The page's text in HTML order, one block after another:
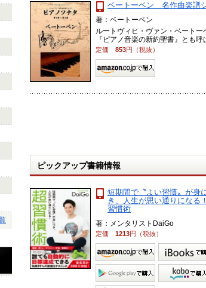
ベートーベン 名作曲楽譜
著：ベートーベン
ルートヴィヒ・ヴァン・ベートー
『ピアノ音楽の新約聖書』とも
定価 853円（税抜）
ピックアップ書籍情報
短期間で〝よい習慣〟が身
き、人生が思い通りになる
習慣術
著：メンタリストDaiGo
定価 1213円（税抜）